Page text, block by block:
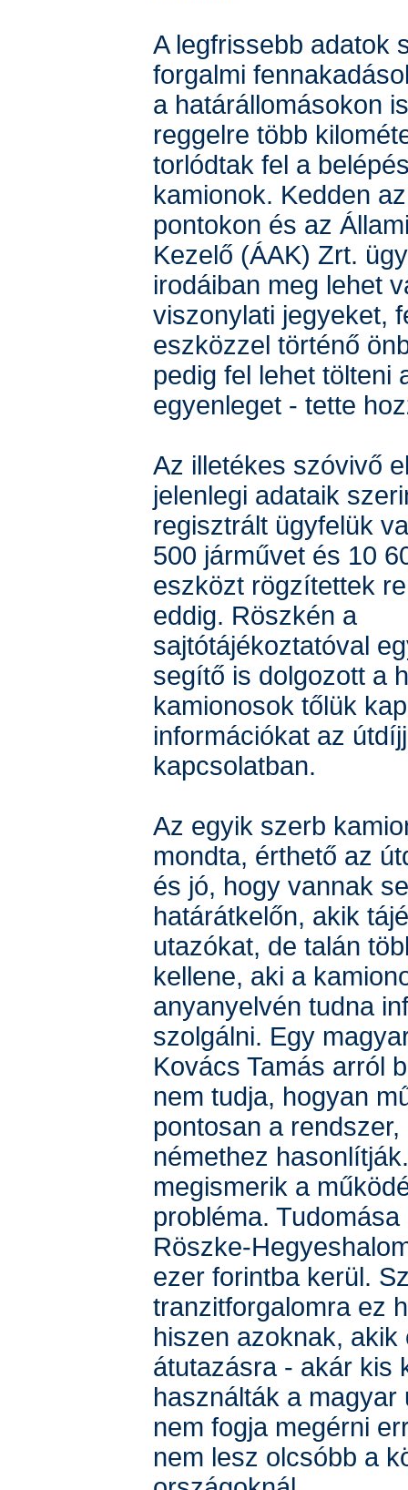
A legfrissebb adatok
forgalmi
a határállomásokon
reggelre több
torlódtak fel a
kamionok. Kedden
pontokon és az
Kezelő (ÁAK) Zrt.
irodáiban meg lehet
viszonylati jegyeket,
eszközzel történő
pedig fel lehet tölteni
egyenleget - tette
Az illetékes szóvivő
jelenlegi adataik
regisztrált ügyfelük
500 járművet és 10
eszközt rögzítettek
eddig. Röszkén a
sajtótájékoztatóval
segítő is dolgozott a
kamionosok tőlük
információkat az
kapcsolatban.
Az egyik szerb
mondta, érthető az
és jó, hogy vannak
határátkelőn, akik
utazókat, de talán
kellene, aki a
anyanyelvén tudna
szolgálni. Egy
Kovács Tamás arról
nem tudja, hogyan
pontosan a
némethez
megismerik a
probléma.
Röszke-
ezer forintba kerül.
tranzitforgalomra ez
hiszen azoknak, akik
átutazásra - akár kis
használták a magyar
nem fogja megérni
nem lesz olcsóbb a